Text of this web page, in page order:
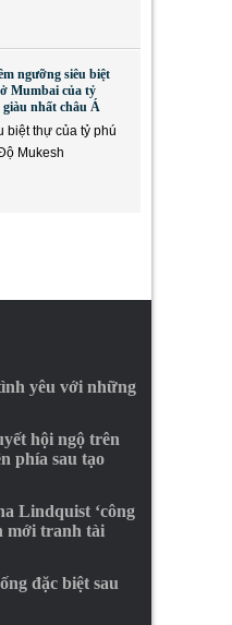
ngưỡng siêu biệt
Mumbai của tỷ
nhất châu Á
biệt thự của tỷ phú
Mukesh
yêu với những
hội ngộ trên
phía sau tạo
Lindquist ‘công
mới tranh tài
đặc biệt sau